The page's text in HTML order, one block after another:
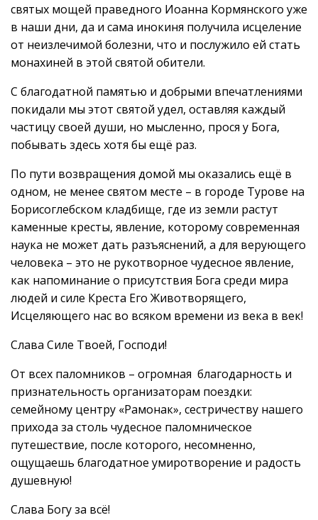
святых мощей праведного Иоанна Кормянского уже
в наши дни, да и сама инокиня получила исцеление
от неизлечимой болезни, что и послужило ей стать
монахиней в этой святой обители.
С благодатной памятью и добрыми впечатлениями
покидали мы этот святой удел, оставляя каждый
частицу своей души, но мысленно, прося у Бога,
побывать здесь хотя бы ещё раз.
По пути возвращения домой мы оказались ещё в
одном, не менее святом месте – в городе Турове на
Борисоглебском кладбище, где из земли растут
каменные кресты, явление, которому современная
наука не может дать разъяснений, а для верующего
человека – это не рукотворное чудесное явление,
как напоминание о присутствия Бога среди мира
людей и силе Креста Его Животворящего,
Исцеляющего нас во всяком времени из века в век!
Слава Силе Твоей, Господи!
От всех паломников – огромная благодарность и
признательность организаторам поездки:
семейному центру «Рамонак», сестричеству нашего
прихода за столь чудесное паломническое
путешествие, после которого, несомненно,
ощущаешь благодатное умиротворение и радость
душевную!
Слава Богу за всё!